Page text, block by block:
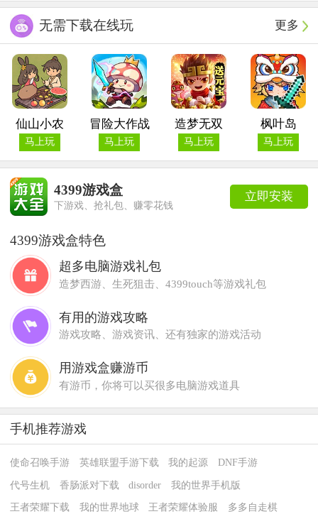
更多
无需下载在线玩
仙山小农
马上玩
冒险大作战
马上玩
造梦无双
马上玩
枫叶岛
马上玩
立即安装
4399游戏盒
下游戏、抢礼包、赚零花钱
4399游戏盒特色
超多电脑游戏礼包
造梦西游、生死狙击、4399touch等游戏礼包
有用的游戏攻略
游戏攻略、游戏资讯、还有独家的游戏活动
用游戏盒赚游币
有游币，你将可以买很多电脑游戏道具
手机推荐游戏
使命召唤手游 英雄联盟手游下载 我的起源 DNF手游
代号生机 香肠派对下载 disorder 我的世界手机版
王者荣耀下载 我的世界地球 王者荣耀体验服 多多自走棋